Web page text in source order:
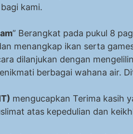
” Berangkat pada pukul 8
menangkap ikan serta
dilanjukan dengan
berbagai wahana air.
mengucapkan Terima kasih
atas kepedulian dan
dan